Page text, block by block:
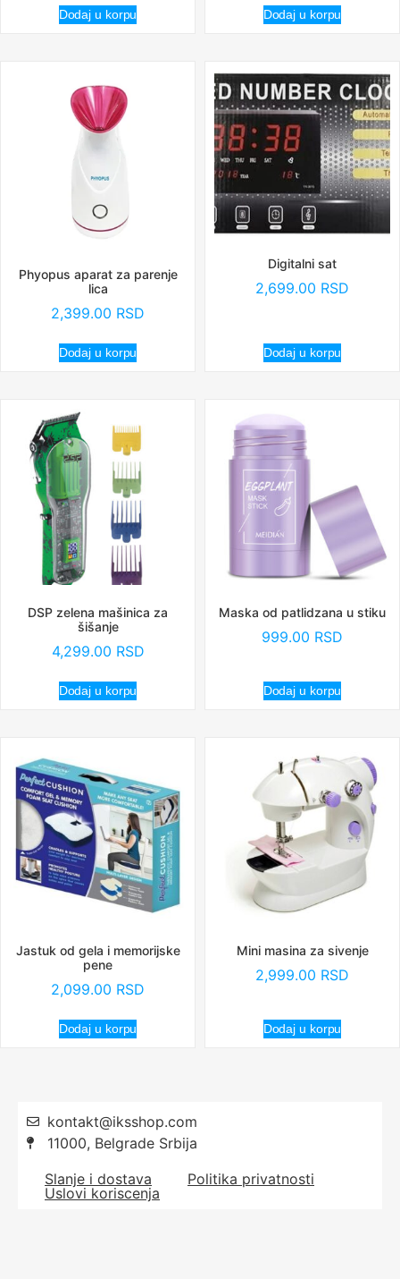
Dodaj u korpu Dodaj u korpu
Phyopus aparat za parenje
lica
2,399.00 RSD
Dodaj u korpu
Digitalni sat
2,699.00 RSD
Dodaj u korpu
DSP zelena mašinica za
šišanje
4,299.00 RSD
Dodaj u korpu
Maska od patlidzana u stiku
999.00 RSD
Dodaj u korpu
Jastuk od gela i memorijske
pene
2,099.00 RSD
Dodaj u korpu
Mini masina za sivenje
2,999.00 RSD
Dodaj u korpu
kontakt@iksshop.com
11000, Belgrade Srbija
Slanje i dostava
Politika privatnosti
Uslovi koriscenja